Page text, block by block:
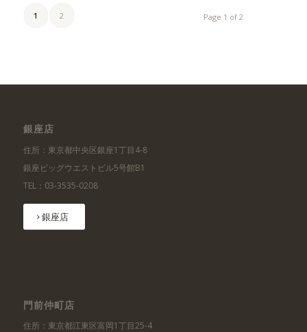
Page 1 of 2
1 2
銀座店
住所：東京都中央区銀座1丁目4-8
銀座ビッグウエストビル5号館B1
TEL：03-3535-0208
銀座店
門前仲町店
住所：東京都江東区富岡1丁目25-4